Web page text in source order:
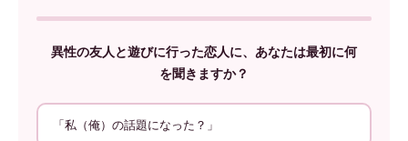
異性の友人と遊びに行った恋人に、あなたは最初に何
を聞きますか？
「私（俺）の話題になった？」